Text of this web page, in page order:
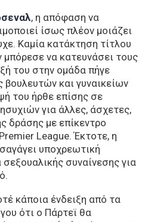
, η απόφαση να
ίσως πλέον μοιάζει
Καμία κατάκτηση τίτλου
να κατευνάσει τους
του στην ομάδα πήγε
βουλευτών και γυναικείων
του ήρθε επίσης σε
για άλλες, άσχετες,
δράσης με επίκεντρο
League. Έκτοτε, η
υποχρεωτική
συναίνεσης για
κάποια ένδειξη από τα
ότι ο Πάρτεϊ θα